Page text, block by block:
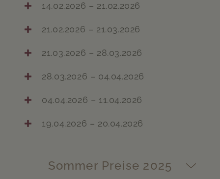
14.02.2026 – 21.02.2026
21.02.2026 – 21.03.2026
21.03.2026 – 28.03.2026
28.03.2026 – 04.04.2026
04.04.2026 – 11.04.2026
19.04.2026 – 20.04.2026
Sommer Preise 2025